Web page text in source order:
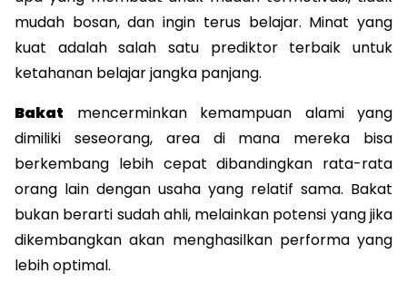
mudah bosan, dan ingin terus belajar. Minat yang
kuat adalah salah satu prediktor terbaik untuk
ketahanan belajar jangka panjang.
Bakat mencerminkan kemampuan alami yang
dimiliki seseorang, area di mana mereka bisa
berkembang lebih cepat dibandingkan rata-rata
orang lain dengan usaha yang relatif sama. Bakat
bukan berarti sudah ahli, melainkan potensi yang jika
dikembangkan akan menghasilkan performa yang
lebih optimal.